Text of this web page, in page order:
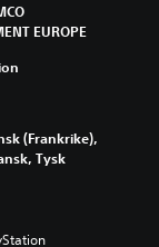
EUROPE
(Frankrike),
Tysk